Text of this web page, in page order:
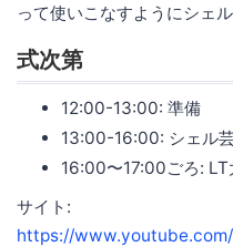
って使いこなすようにシェ
式次第
12:00-13:00: 準備
13:00-16:00: シェル
16:00〜17:00ごろ: LT
サイト:
https://